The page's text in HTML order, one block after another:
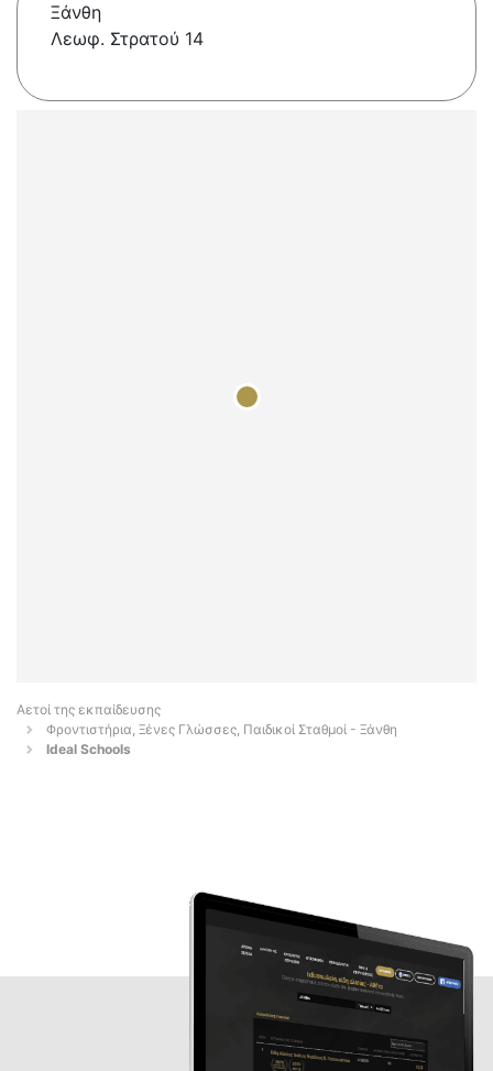
Ξάνθη
Λεωφ. Στρατού 14
Αετοί της εκπαίδευσης
Φροντιστήρια, Ξένες Γλώσσες, Παιδικοί Σταθμοί - Ξάνθη
Ideal Schools